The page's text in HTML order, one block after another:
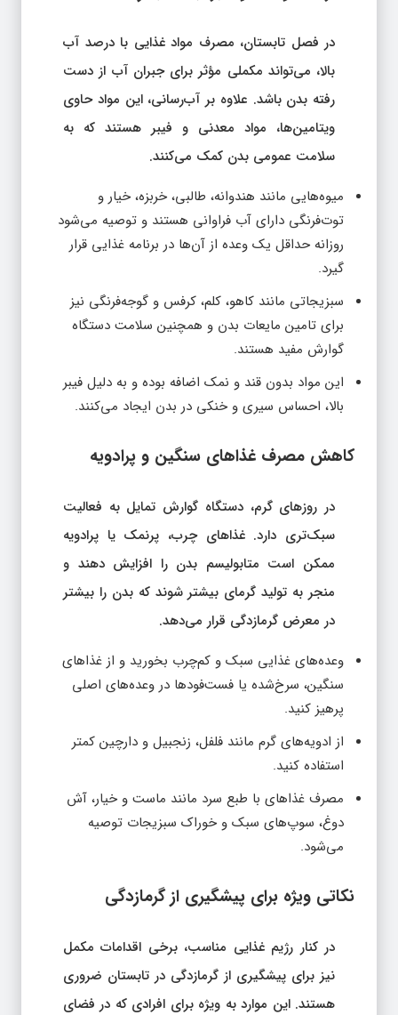
در فصل تابستان، مصرف مواد غذایی با درصد آب
بالا، می‌تواند مکملی مؤثر برای جبران آب از دست
رفته بدن باشد. علاوه بر آب‌رسانی، این مواد حاوی
ویتامین‌ها، مواد معدنی و فیبر هستند که به
سلامت عمومی بدن کمک می‌کنند.
میوه‌هایی مانند هندوانه، طالبی، خربزه، خیار و
توت‌فرنگی دارای آب فراوانی هستند و توصیه می‌شود
روزانه حداقل یک وعده از آن‌ها در برنامه غذایی قرار
گیرد.
سبزیجاتی مانند کاهو، کلم، کرفس و گوجه‌فرنگی نیز
برای تامین مایعات بدن و همچنین سلامت دستگاه
گوارش مفید هستند.
این مواد بدون قند و نمک اضافه بوده و به دلیل فیبر
بالا، احساس سیری و خنکی در بدن ایجاد می‌کنند.
کاهش مصرف غذاهای سنگین و پرادویه
در روزهای گرم، دستگاه گوارش تمایل به فعالیت
سبک‌تری دارد. غذاهای چرب، پرنمک یا پرادویه
ممکن است متابولیسم بدن را افزایش دهند و
منجر به تولید گرمای بیشتر شوند که بدن را بیشتر
در معرض گرمازدگی قرار می‌دهد.
وعده‌های غذایی سبک و کم‌چرب بخورید و از غذاهای
سنگین، سرخ‌شده یا فست‌فودها در وعده‌های اصلی
پرهیز کنید.
از ادویه‌های گرم مانند فلفل، زنجبیل و دارچین کمتر
استفاده کنید.
مصرف غذاهای با طبع سرد مانند ماست و خیار، آش
دوغ، سوپ‌های سبک و خوراک سبزیجات توصیه
می‌شود.
نکاتی ویژه برای پیشگیری از گرمازدگی
در کنار رژیم غذایی مناسب، برخی اقدامات مکمل
نیز برای پیشگیری از گرمازدگی در تابستان ضروری
هستند. این موارد به ویژه برای افرادی که در فضای